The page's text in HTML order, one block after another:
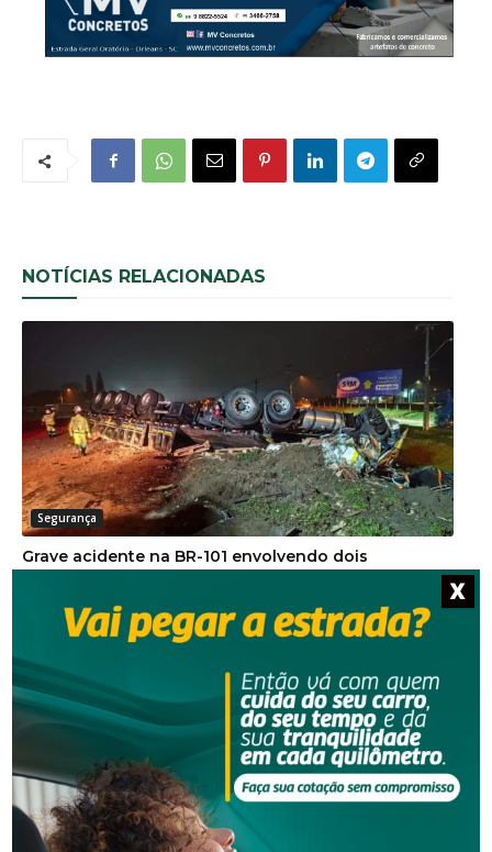
NOTÍCIAS RELACIONADAS
Segurança
Grave acidente na BR-101 envolvendo dois
Segurança
X